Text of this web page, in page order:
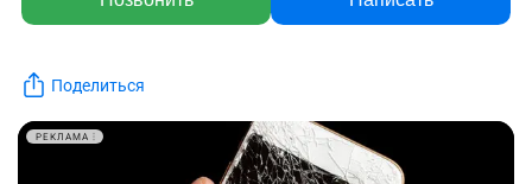
Поделиться
РЕКЛАМА